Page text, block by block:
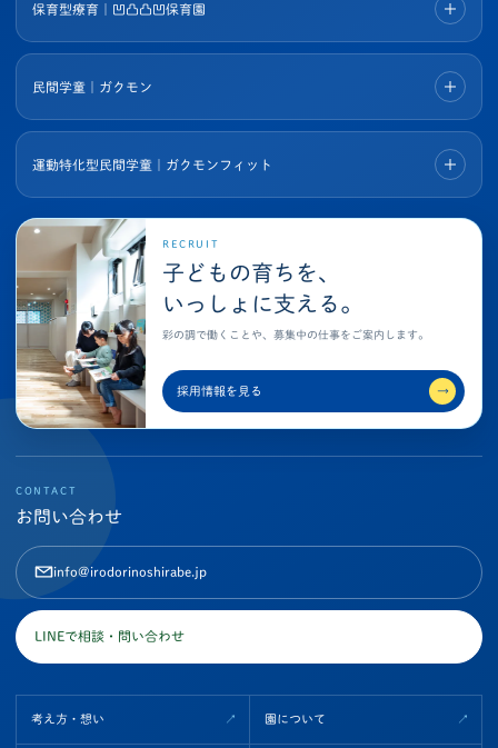
保育型療育｜凹凸凸凹保育園
民間学童｜ガクモン
運動特化型民間学童｜ガクモンフィット
RECRUIT
子どもの育ちを、
いっしょに支える。
彩の調で働くことや、募集中の仕事をご案内します。
採用情報を見る →
CONTACT
お問い合わせ
info@irodorinoshirabe.jp
LINEで相談・問い合わせ
考え方・想い 園について